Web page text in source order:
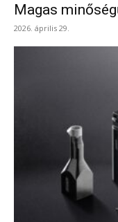
Magas
2026. április 29.